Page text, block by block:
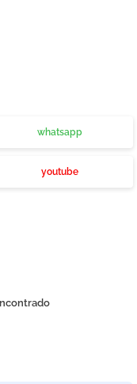
whatsapp
youtube